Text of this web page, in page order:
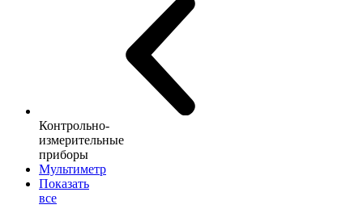
Контрольно-
измерительные
приборы
Мультиметр
Показать
все